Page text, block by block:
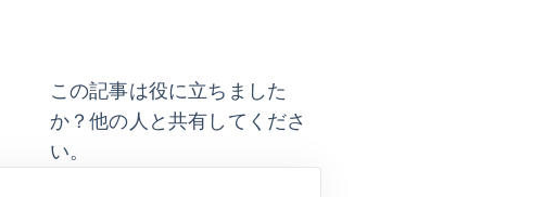
この記事は役に立ちました
か？他の人と共有してくださ
い。